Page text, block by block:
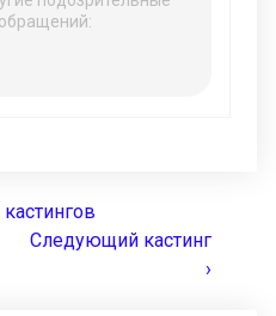
Следующий кастинг
›